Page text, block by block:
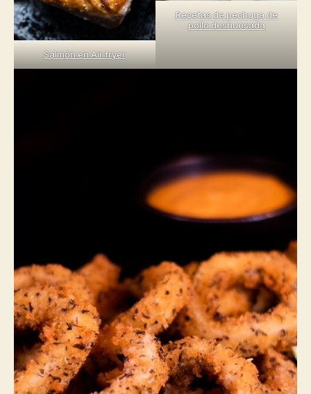
Salmón en Air fryer
Recetas de pechuga de
pollo deshuesada